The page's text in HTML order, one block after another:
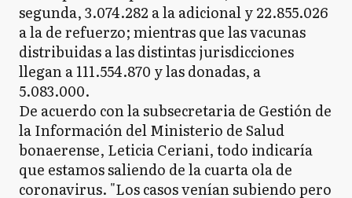
segunda, 3.074.282 a la adicional y 22.855.026
a la de refuerzo; mientras que las vacunas
distribuidas a las distintas jurisdicciones
llegan a 111.554.870 y las donadas, a
5.083.000.
De acuerdo con la subsecretaria de Gestión de
la Información del Ministerio de Salud
bonaerense, Leticia Ceriani, todo indicaría
que estamos saliendo de la cuarta ola de
coronavirus. "Los casos venían subiendo pero